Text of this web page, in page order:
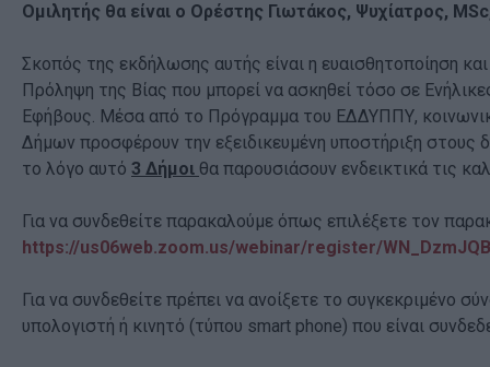
Ομιλητής θα είναι ο Ορέστης Γιωτάκος, Ψυχίατρος,
Σκοπός της εκδήλωσης αυτής είναι η ευαισθητοποίηση
Πρόληψη της Βίας που μπορεί να ασκηθεί τόσο σε
Εφήβους. Μέσα από το Πρόγραμμα του ΕΔΔΥΠΠΥ,
Δήμων προσφέρουν την εξειδικευμένη υποστήριξη στους
το λόγο αυτό 3 Δήμοι θα παρουσιάσουν ενδεικτικά τις
Για να συνδεθείτε παρακαλούμε όπως επιλέξετε τον
https://us06web.zoom.us/webinar/register/
Για να συνδεθείτε πρέπει να ανοίξετε το συγκεκριμένο
υπολογιστή ή κινητό (τύπου smart phone) που είναι